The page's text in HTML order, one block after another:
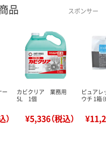
品 スポンサー
ー
）
カビクリア 業務用
5L 1個
¥5,336（税込）
ピュアレ
ウチ 1箱